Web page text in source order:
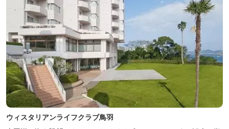
ウィスタリアンライフクラブ鳥羽